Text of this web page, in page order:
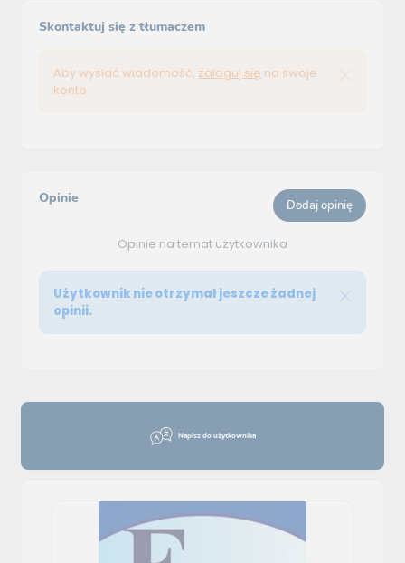
Napisz do użytkownika
Skontaktuj się z tłumaczem
Aby wysłać wiadomość, zaloguj się na swoje
konto.
Opinie Dodaj opinię
Opinie na temat użytkownika
Użytkownik nie otrzymał jeszcze żadnej
opinii.